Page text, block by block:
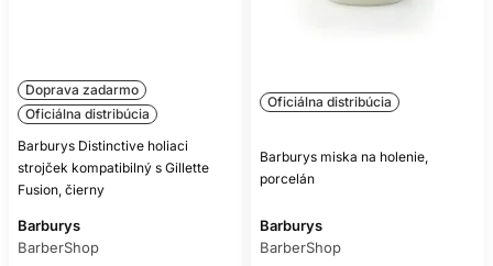
Doprava zadarmo
Oficiálna distribúcia
Barburys Distinctive holiaci
strojček kompatibilný s Gillette
Fusion, čierny
Barburys
BarberShop
Oficiálna distribúcia
Barburys miska na holenie,
porcelán
Barburys
BarberShop